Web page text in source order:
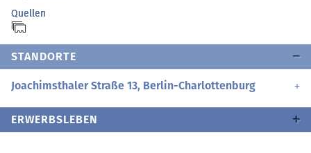
Quellen
STANDORTE
Joachimsthaler Straße 13, Berlin-Charlottenburg
ERWERBSLEBEN